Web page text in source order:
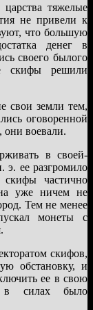
тяжелые
не привели к
что большую
денег в
своего былого
скифы решили
свои земли тем,
оговоренной
они воевали.
в своей-
ее разгромило
скифы частично
уже ничем не
Тем не менее
монеты с
скифов,
обстановку, и
ее в свою
в силах было